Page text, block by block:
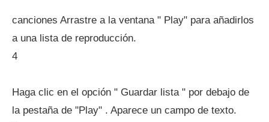
canciones Arrastre a la ventana " Play" para añadirlos
a una lista de reproducción.
4
Haga clic en el opción " Guardar lista " por debajo de
la pestaña de "Play" . Aparece un campo de texto.